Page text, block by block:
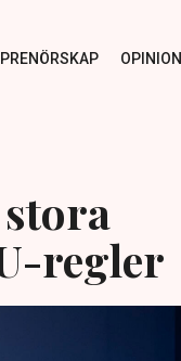
OPINION
regler